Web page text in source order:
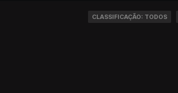
CLASSIFICAÇÃO: TODOS